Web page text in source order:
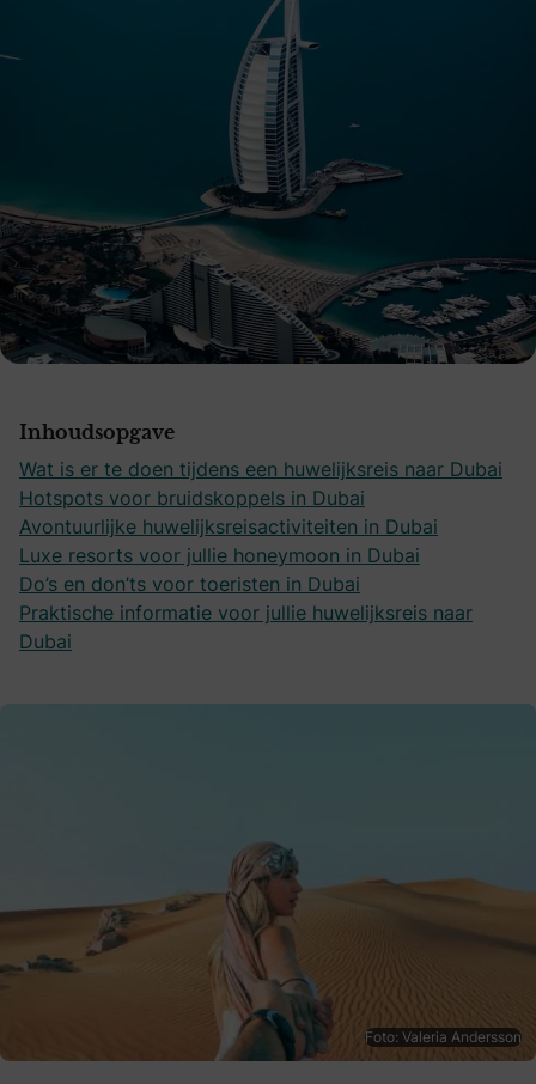
Inhoudsopgave
Wat is er te doen tijdens een huwelijksreis naar Dubai
Hotspots voor bruidskoppels in Dubai
Avontuurlijke huwelijksreisactiviteiten in Dubai
Luxe resorts voor jullie honeymoon in Dubai
Do’s en don’ts voor toeristen in Dubai
Praktische informatie voor jullie huwelijksreis naar
Dubai
Foto: Valeria Andersson